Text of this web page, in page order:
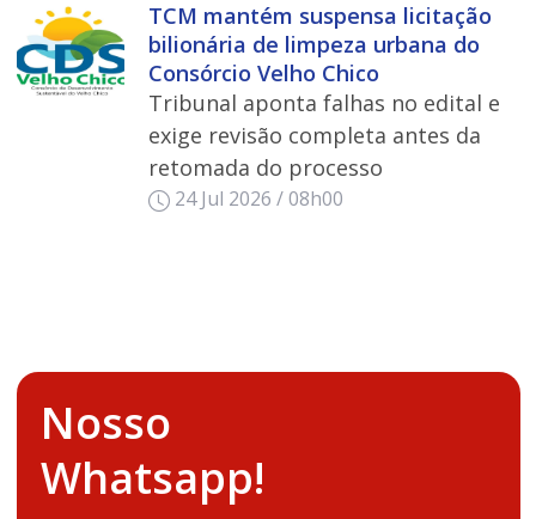
TCM mantém suspensa licitação
bilionária de limpeza urbana do
Consórcio Velho Chico
Tribunal aponta falhas no edital e
exige revisão completa antes da
retomada do processo
24 Jul 2026 / 08h00
Nosso
Whatsapp!